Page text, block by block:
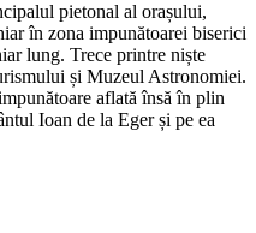
pietonal al orașului,
în zona impunătoarei biserici
lung. Trece printre niște
și Muzeul Astronomiei.
aflată însă în plin
Ioan de la Eger și pe ea